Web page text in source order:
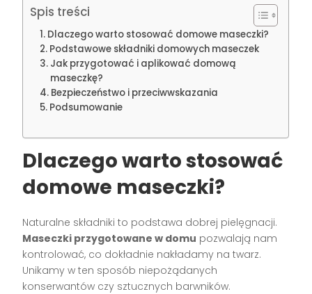
Spis treści
Dlaczego warto stosować domowe maseczki?
Podstawowe składniki domowych maseczek
Jak przygotować i aplikować domową
maseczkę?
Bezpieczeństwo i przeciwwskazania
Podsumowanie
Dlaczego warto stosować
domowe maseczki?
Naturalne składniki to podstawa dobrej pielęgnacji.
Maseczki przygotowane w domu pozwalają nam
kontrolować, co dokładnie nakładamy na twarz.
Unikamy w ten sposób niepożądanych
konserwantów czy sztucznych barwników.